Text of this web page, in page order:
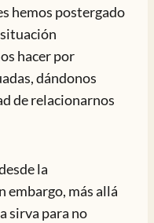
hemos postergado
hacer por
dándonos
de relacionarnos
la
embargo, más allá
sirva para no